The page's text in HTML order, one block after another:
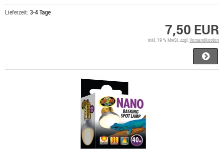
Lieferzeit: 3-4 Tage
7,50 EUR
inkl. 19 % MwSt. zzgl.Versandkosten